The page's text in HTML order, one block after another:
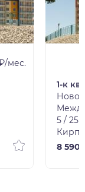
мес.
1-к
5 / 25
8 590